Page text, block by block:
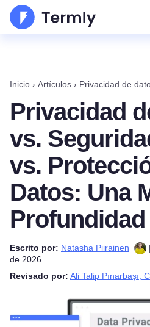
Inicio › Artículos › Privacidad de
Privacidad
vs.
vs.
Datos: Una
Profundidad
Escrito por: Natasha Piirainen
de 2026
Revisado por: Ali Talip Pınarbaşı,